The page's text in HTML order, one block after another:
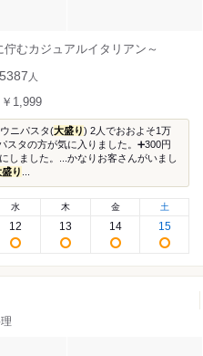
佇むカジュアルイタリアン～
5387 人
1,999
ニパスタ(大盛り) 2人でおおよそ1万
スタの方が気に入りました。➕300円
しました。...かなりお客さんがいまし
り
水
12
木
13
金
14
土
15